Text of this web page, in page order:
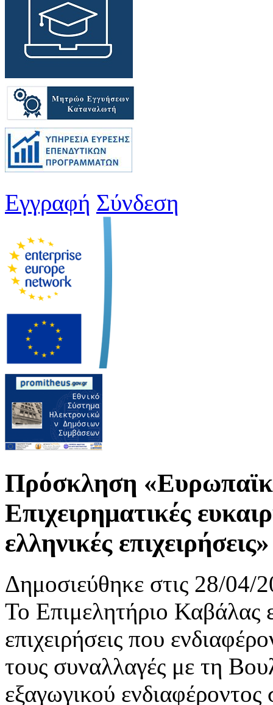
Εγγραφή Σύνδεση
Πρόσκληση
Επιχειρηματικές
ελληνικές επιχειρήσεις»
Δημοσιεύθηκε στις 28/04/
Το Επιμελητήριο Καβάλας
επιχειρήσεις που
τους συναλλαγές με τη
εξαγωγικού